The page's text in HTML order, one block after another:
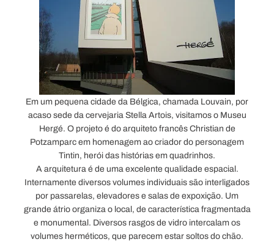
Em um pequena cidade da Bélgica, chamada Louvain, por
acaso sede da cervejaria Stella Artois, visitamos o Museu
Hergé. O projeto é do arquiteto francês Christian de
Potzamparc em homenagem ao criador do personagem
Tintin, herói das histórias em quadrinhos.
A arquitetura é de uma excelente qualidade espacial.
Internamente diversos volumes individuais são interligados
por passarelas, elevadores e salas de expoxição. Um
grande átrio organiza o local, de característica fragmentada
e monumental. Diversos rasgos de vidro intercalam os
volumes herméticos, que parecem estar soltos do chão.